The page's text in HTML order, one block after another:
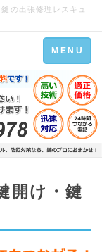
の出張修理レスキュ
Toggle
navigation
MENU
開け・鍵